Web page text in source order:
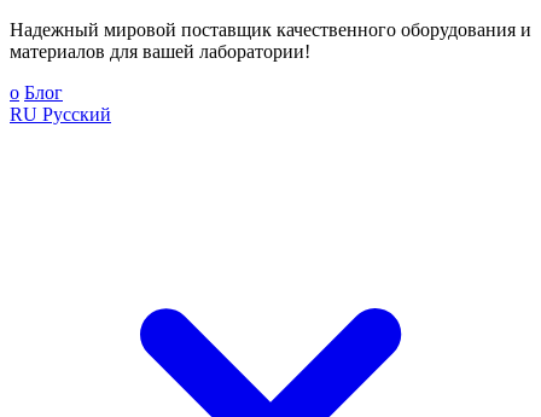
Надежный мировой поставщик качественного оборудования и
материалов для вашей лаборатории!
о Блог
RU Русский